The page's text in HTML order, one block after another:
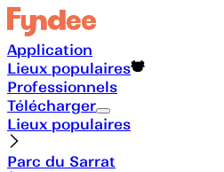
Application
Lieux populaires
Professionnels
Télécharger
Lieux populaires
Parc du Sarrat